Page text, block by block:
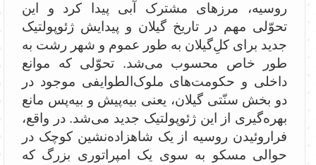
روسیه، مرزهای مشترک آبی پیدا کرد و این
تحوّلی مهم در تاریخ گیلان و پیدایش ژئوپولتیک
جدید برای کل‌ِگیلان به طور عموم و شهر رشت به
طور خاص محسوب می‌شد. تحوّلی که موانع
داخلی و حکومت‌های ملوک‌الطوایفی موجود در
دو بخش سنّتی گیلان، یعنی بیه‌پیش و بیه‌پس مانع
بهره‌گیری از این ژئوپولتیک جدید می‌شد. در واقع،
فراروئیدن روسیه از یک شاهزاده‌نشین کوچک در
حوالی مسکو به سوی یک امپراتوری بزرگ که